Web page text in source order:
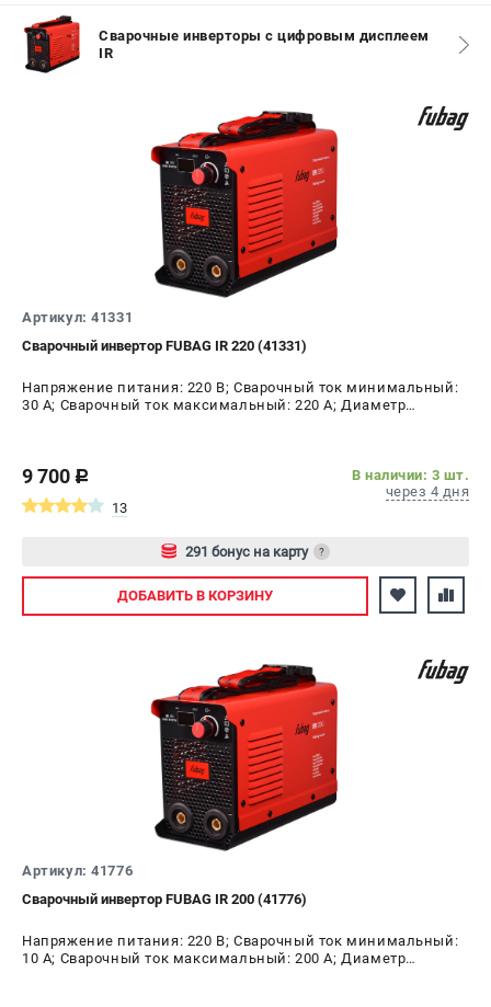
СРАВНЕНИЕ
Как нас найти
ИНФОРМАЦИЯ
Пользовательское соглашение
Способы оплаты
Генераторы бензиновые
Как выбрать краскопульт?
Как выбрать мотопомпу?
Как выбрать бензопилу?
Как правильно выбрать генератор?
Как выбрать сварочный аппарат?
СВАРОЧНЫЕ АППАРАТЫ
Сварочные инверторы с цифровым дисплеем
IR
Артикул: 41331
Сварочный инвертор FUBAG IR 220 (41331)
Напряжение питания: 220 В; Сварочный ток минимальный:
30 А; Сварочный ток максимальный: 220 А; Диаметр
9 700 c
В наличии: 3 шт.
через 4 дня
13
291 бонус на карту ?
Авторизуйтесь
ДОБАВИТЬ В КОРЗИНУ
Артикул: 41776
Сварочный инвертор FUBAG IR 200 (41776)
Напряжение питания: 220 В; Сварочный ток минимальный:
10 А; Сварочный ток максимальный: 200 А; Диаметр